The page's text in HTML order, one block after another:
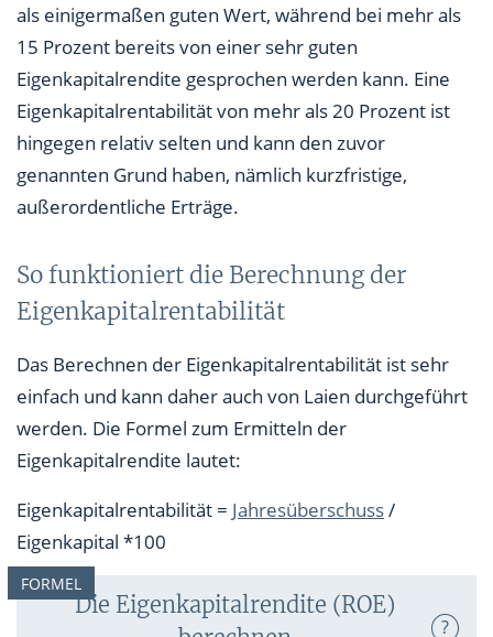
als einigermaßen guten Wert, während bei mehr als
15 Prozent bereits von einer sehr guten
Eigenkapitalrendite gesprochen werden kann. Eine
Eigenkapitalrentabilität von mehr als 20 Prozent ist
hingegen relativ selten und kann den zuvor
genannten Grund haben, nämlich kurzfristige,
außerordentliche Erträge.
So funktioniert die Berechnung der
Eigenkapitalrentabilität
Das Berechnen der Eigenkapitalrentabilität ist sehr
einfach und kann daher auch von Laien durchgeführt
werden. Die Formel zum Ermitteln der
Eigenkapitalrendite lautet:
Eigenkapitalrentabilität = Jahresüberschuss/
Eigenkapital *100
FORMEL
Die Eigenkapitalrendite (ROE)
?